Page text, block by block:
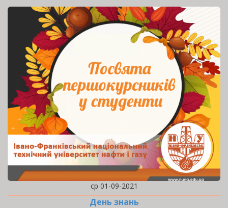
ср 01-09-2021
День знань